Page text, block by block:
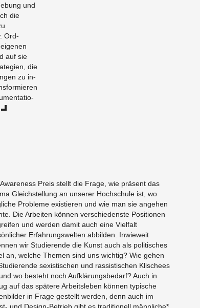
und
die
Ord­
auf sie
die
zu in­
Preis stellt die Frage, wie präsent das
Gle­ich­stel­lung an un­serer Hochschule ist, wo
Prob­leme ex­istieren und wie man sie ange­hen
Die Ar­beiten können ver­schieden­ste Po­si­tio­nen
und wer­den damit auch eine Vielfalt
Er­fahrungswel­ten ab­bilden. In­wieweit
wir Studierende die Kunst auch als poli­tis­ches
an, welche The­men sind uns wichtig? Wie gehen
sex­is­tis­chen und ras­sis­tis­chen Klis­chees
wo besteht noch Aufklärungs­be­darf? Auch in
auf das spätere Ar­beit­sleben können typ­is­che
in Frage gestellt wer­den, denn auch im